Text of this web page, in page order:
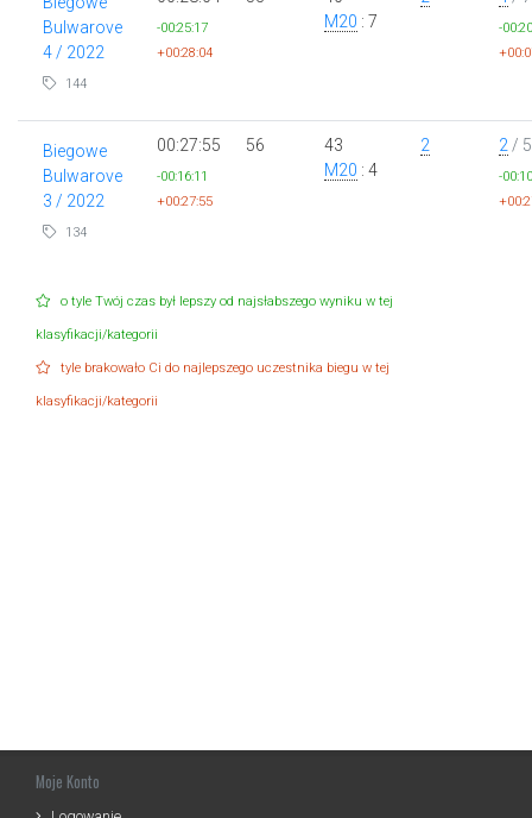
Bulwarove
4 / 2022
144
-00:25:17
+00:28:04
M20 : 7
-
Biegowe
Bulwarove
3 / 2022
134
00:27:55
-00:16:11
+00:27:55
56
43
M20 : 4
2 2 / 5
-
o tyle Twój czas był lepszy od najsłabszego wyniku w tej
klasyfikacji/kategorii
tyle brakowało Ci do najlepszego uczestnika biegu w tej
klasyfikacji/kategorii
Moje Konto